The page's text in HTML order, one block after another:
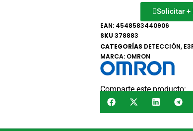
Solicitar +
EAN: 4548583440906
SKU378883
CATEGORÍAS DETECCIÓN,
MARCA: OMRON
Comparte este producto: